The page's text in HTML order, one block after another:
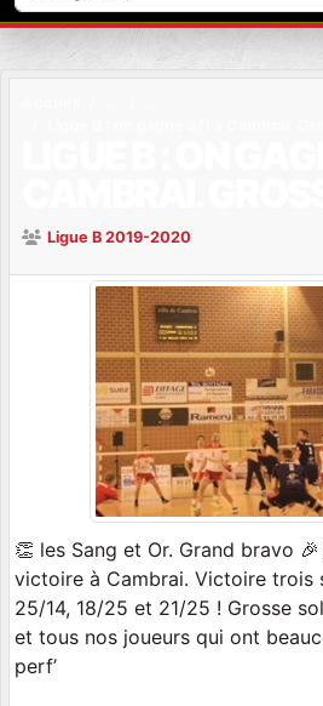
Ligue B 2019-2020
👏 les Sang et Or. Grand bravo
victoire à Cambrai. Victoire trois
25/14, 18/25 et 21/25 ! Grosse
et tous nos joueurs qui ont
perf’